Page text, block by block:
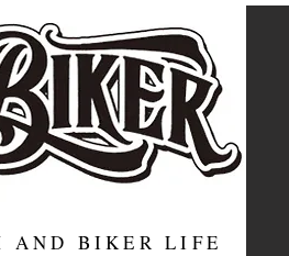
AND BIKER LIFE